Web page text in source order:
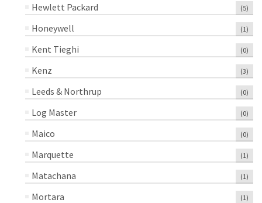
Hewlett Packard (5)
Honeywell (1)
Kent Tieghi (0)
Kenz (3)
Leeds & Northrup (0)
Log Master (0)
Maico (0)
Marquette (1)
Matachana (1)
Mortara (1)